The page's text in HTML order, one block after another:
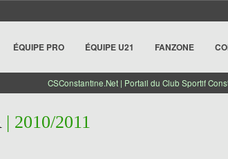
ÉQUIPE PRO ÉQUIPE U21 FANZONE
CSConstantine.Net | Portail du Club Sportif
| 2010/2011